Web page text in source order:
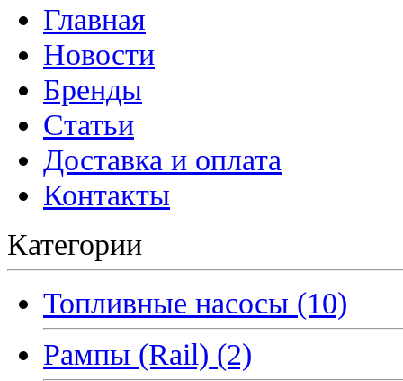
Главная
Новости
Бренды
Статьи
Доставка и оплата
Контакты
Категории
Топливные насосы (10)
Рампы (Rail) (2)